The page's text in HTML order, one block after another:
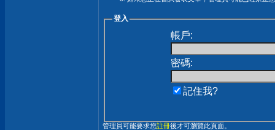
登入
帳戶:
密碼:
記住我?
管理員可能要求您註冊後才可瀏覽此頁面。